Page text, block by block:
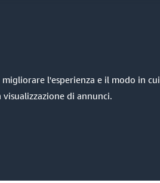
l'esperienza e il modo in cui
di annunci.